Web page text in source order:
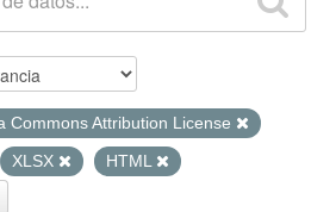
Commons Attribution License
XLSX
HTML